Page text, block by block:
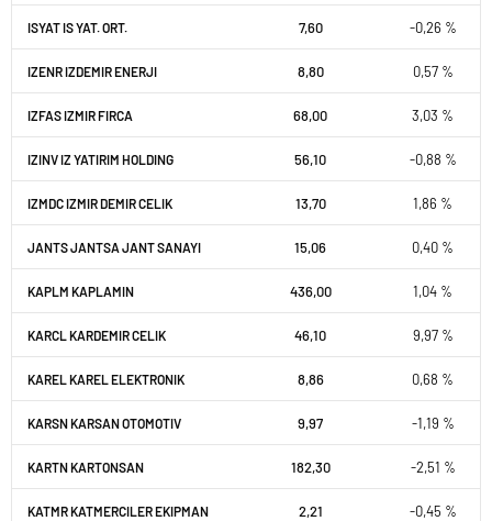
ISYAT IS YAT. ORT. 7,60 -0,26 %
IZENR IZDEMIR ENERJI 8,80 0,57 %
IZFAS IZMIR FIRCA 68,00 3,03 %
IZINV IZ YATIRIM HOLDING 56,10 -0,88 %
IZMDC IZMIR DEMIR CELIK 13,70 1,86 %
JANTS JANTSA JANT SANAYI 15,06 0,40 %
KAPLM KAPLAMIN 436,00 1,04 %
KARCL KARDEMIR CELIK 46,10 9,97 %
KAREL KAREL ELEKTRONIK 8,86 0,68 %
KARSN KARSAN OTOMOTIV 9,97 -1,19 %
KARTN KARTONSAN 182,30 -2,51 %
KATMR KATMERCILER EKIPMAN 2,21 -0,45 %